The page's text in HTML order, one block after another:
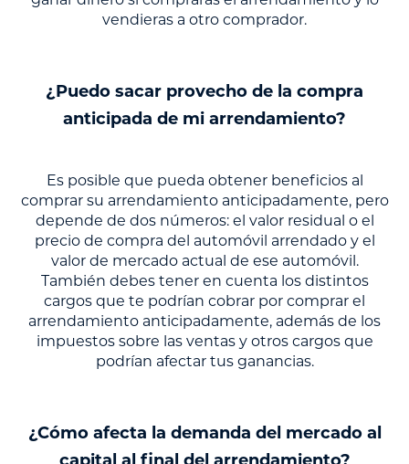
vendieras a otro comprador.
¿Puedo sacar provecho de la compra
anticipada de mi arrendamiento?
Es posible que pueda obtener beneficios al
comprar su arrendamiento anticipadamente, pero
depende de dos números: el valor residual o el
precio de compra del automóvil arrendado y el
valor de mercado actual de ese automóvil.
También debes tener en cuenta los distintos
cargos que te podrían cobrar por comprar el
arrendamiento anticipadamente, además de los
impuestos sobre las ventas y otros cargos que
podrían afectar tus ganancias.
¿Cómo afecta la demanda del mercado al